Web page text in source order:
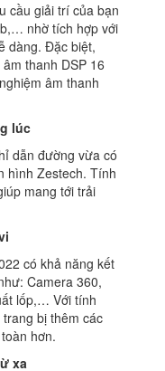
cầu giải trí của bạn
nhờ tích hợp với
dàng. Đặc biệt,
thanh DSP 16
âm thanh
lúc
dẫn đường vừa có
hình Zestech. Tính
mang tới trải
có khả năng kết
Camera 360,
lốp,… Với tính
bị thêm các
hơn.
xa